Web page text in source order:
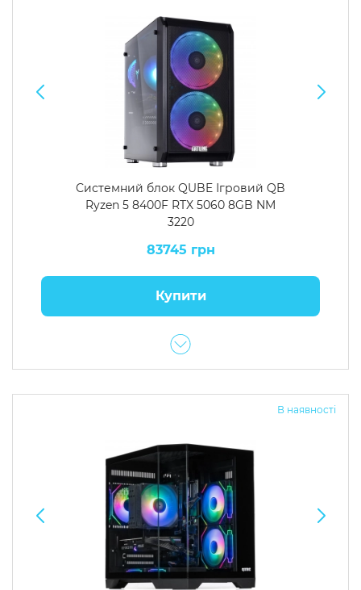
Системний блок QUBE Ігровий QB
Ryzen 5 8400F RTX 5060 8GB NM
3220
83745 грн
Купити
В наявності